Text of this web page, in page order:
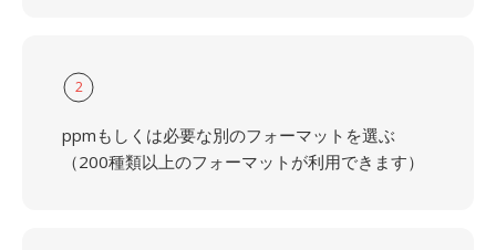
2
ppmもしくは必要な別のフォーマットを選ぶ
（200種類以上のフォーマットが利用できます）